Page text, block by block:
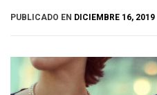
PUBLICADO EN DICIEMBRE 16, 2019